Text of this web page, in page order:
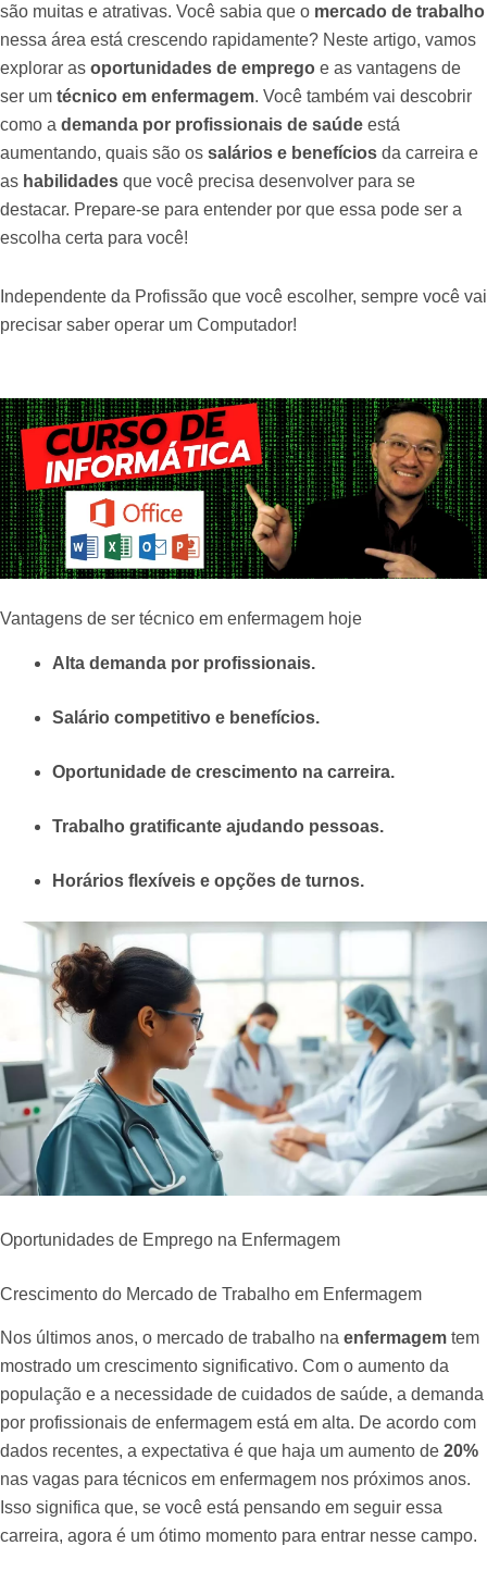
são muitas e atrativas. Você sabia que o mercado de trabalho
nessa área está crescendo rapidamente? Neste artigo, vamos
explorar as oportunidades de emprego e as vantagens de
ser um técnico em enfermagem. Você também vai descobrir
como a demanda por profissionais de saúde está
aumentando, quais são os salários e benefícios da carreira e
as habilidades que você precisa desenvolver para se
destacar. Prepare-se para entender por que essa pode ser a
escolha certa para você!
Independente da Profissão que você escolher, sempre você vai
precisar saber operar um Computador!
Vantagens de ser técnico em enfermagem hoje
Alta demanda por profissionais.
Salário competitivo e benefícios.
Oportunidade de crescimento na carreira.
Trabalho gratificante ajudando pessoas.
Horários flexíveis e opções de turnos.
Oportunidades de Emprego na Enfermagem
Crescimento do Mercado de Trabalho em Enfermagem
Nos últimos anos, o mercado de trabalho na enfermagem tem
mostrado um crescimento significativo. Com o aumento da
população e a necessidade de cuidados de saúde, a demanda
por profissionais de enfermagem está em alta. De acordo com
dados recentes, a expectativa é que haja um aumento de 20%
nas vagas para técnicos em enfermagem nos próximos anos.
Isso significa que, se você está pensando em seguir essa
carreira, agora é um ótimo momento para entrar nesse campo.